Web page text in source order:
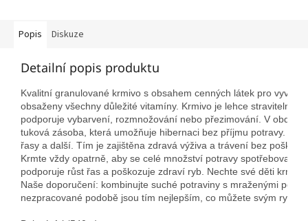
Popis Diskuze
Detailní popis produktu
Kvalitní granulované krmivo s obsahem cenných látek pro
obsaženy všechny důležité vitamíny. Krmivo je lehce
podporuje vybarvení, rozmnožování nebo přezimování. V
tuková zásoba, která umožňuje hibernaci bez příjmu potravy.
řasy a další. Tím je zajištěna zdravá výživa a trávení bez
Krmte vždy opatrně, aby se celé množství potravy spotřebovalo
podporuje růst řas a poškozuje zdraví ryb. Nechte své děti
Naše doporučení: kombinujte suché potraviny s mraženými
nezpracované podobě jsou tím nejlepším, co můžete svým